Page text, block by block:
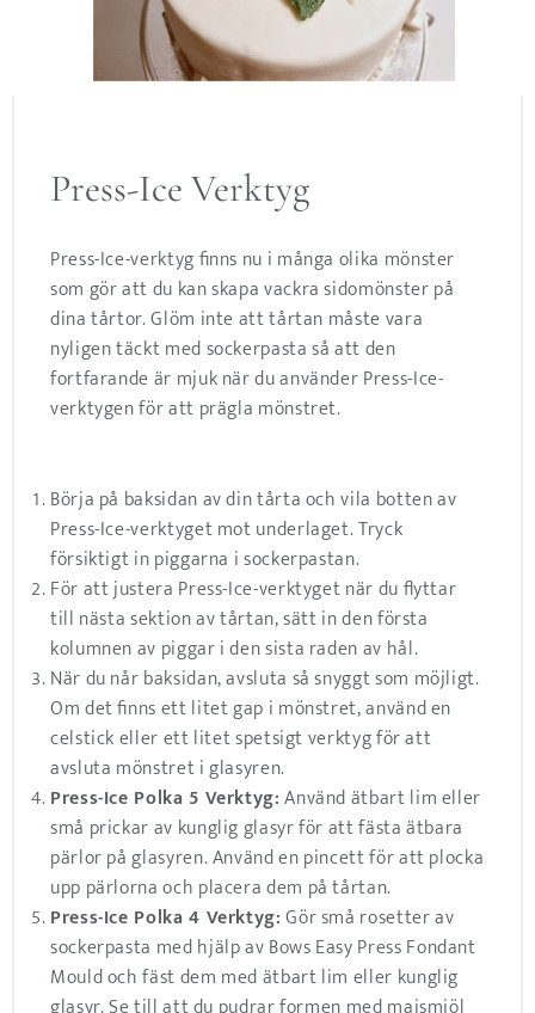
Press-Ice Verktyg
Press-Ice-verktyg finns nu i många olika mönster
som gör att du kan skapa vackra sidomönster på
dina tårtor. Glöm inte att tårtan måste vara
nyligen täckt med sockerpasta så att den
fortfarande är mjuk när du använder Press-Ice-
verktygen för att prägla mönstret.
Börja på baksidan av din tårta och vila botten av
Press-Ice-verktyget mot underlaget. Tryck
försiktigt in piggarna i sockerpastan.
För att justera Press-Ice-verktyget när du flyttar
till nästa sektion av tårtan, sätt in den första
kolumnen av piggar i den sista raden av hål.
När du når baksidan, avsluta så snyggt som möjligt.
Om det finns ett litet gap i mönstret, använd en
celstick eller ett litet spetsigt verktyg för att
avsluta mönstret i glasyren.
Press-Ice Polka 5 Verktyg:Använd ätbart lim eller
små prickar av kunglig glasyr för att fästa ätbara
pärlor på glasyren. Använd en pincett för att plocka
upp pärlorna och placera dem på tårtan.
Press-Ice Polka 4 Verktyg:Gör små rosetter av
sockerpasta med hjälp av Bows Easy Press Fondant
Mould och fäst dem med ätbart lim eller kunglig